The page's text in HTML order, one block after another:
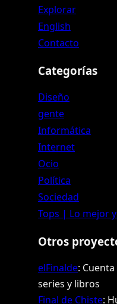
Explorar
English
Contacto
Categorías
Diseño
gente
Informática
Internet
Ocio
Política
Sociedad
Tops | Lo mejor
Otros
elFinalde:
series y libros
Final de Chiste: